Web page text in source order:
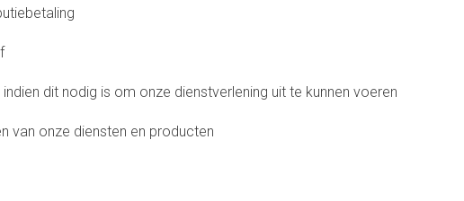
dit nodig is om onze dienstverlening uit te kunnen voeren
van onze diensten en producten